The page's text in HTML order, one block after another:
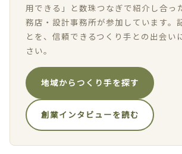
用できる」と数珠つなぎで紹介し合っ
務店・設計事務所が参加しています。
とを、信頼できるつくり手との出会い
さい。
地域からつくり手を探す
創業インタビューを読む